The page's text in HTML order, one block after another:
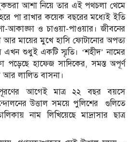
বুকভরা আশা নিয়ে তার এই পথচলা থেমে
পা রাখার কয়েক বছরের মধ্যেই ইতি
ও চাওয়া-পাওয়ার। জীবনের
আর মায়ের মুখে হাসি ফোটানোর অপত্য
এখন শুধুই একটি স্মৃতি। ‘শহীদ’ নামের
পড়েছে হাফেজ সাদিকের, সমস্ত অপূর্ণ
আর লালিত বাসনা।
পূরণের আগেই মাত্র ২২ বছর বয়সে
উত্তাল সময়ে পুলিশের গুলিতে
নাম লিখিয়েছে মাদ্রাসার ছাত্র